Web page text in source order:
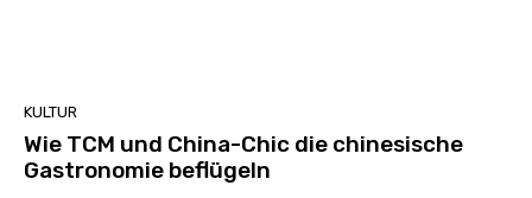
KULTUR
Wie TCM und China-Chic die chinesische
Gastronomie beflügeln